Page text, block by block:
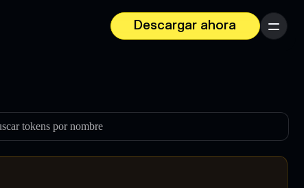
Descargar ahora
Menú
tokens por nombre